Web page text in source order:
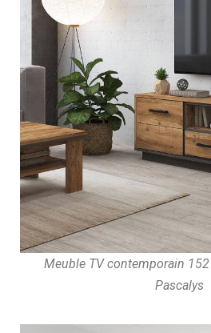
Meuble TV contemporain
Pascalys